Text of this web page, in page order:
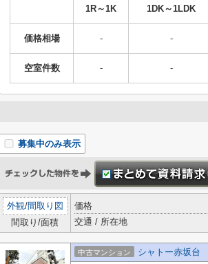
1R～1K 1DK～1LDK
価格相場 - -
空室件数 - -
募集中のみ表示
外観/間取り図
間取り/面積
価格
交通 / 所在地
中古マンション シャトー赤坂台